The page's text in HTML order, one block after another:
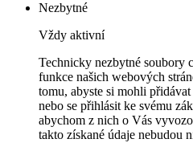
Nezbytné
Vždy aktivní
Technicky nezbytné soubory
funkce našich webových
tomu, abyste si mohli
nebo se přihlásit ke svému
abychom z nich o Vás
takto získané údaje nebudou